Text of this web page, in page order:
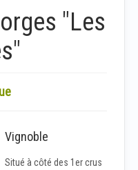
"Les
Vignoble
Situé à côté des 1er crus